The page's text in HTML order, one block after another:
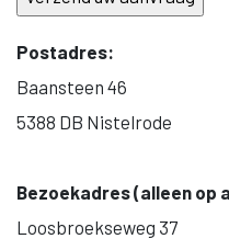
Postadres:
Baansteen 46
5388 DB Nistelrode
Bezoekadres (alleen op
Loosbroekseweg 37